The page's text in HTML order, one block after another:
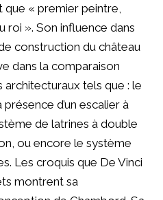
« premier peintre,
roi ». Son influence dans
construction du château
dans la comparaison
architecturaux tels que : le
d’un escalier à
de latrines à double
ou encore le système
Les croquis que De Vinci
montrent sa